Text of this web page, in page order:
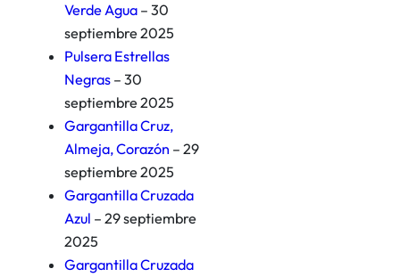
Verde Agua – 30
septiembre 2025
Pulsera Estrellas
Negras – 30
septiembre 2025
Gargantilla Cruz,
Almeja, Corazón – 29
septiembre 2025
Gargantilla Cruzada
Azul – 29 septiembre
2025
Gargantilla Cruzada